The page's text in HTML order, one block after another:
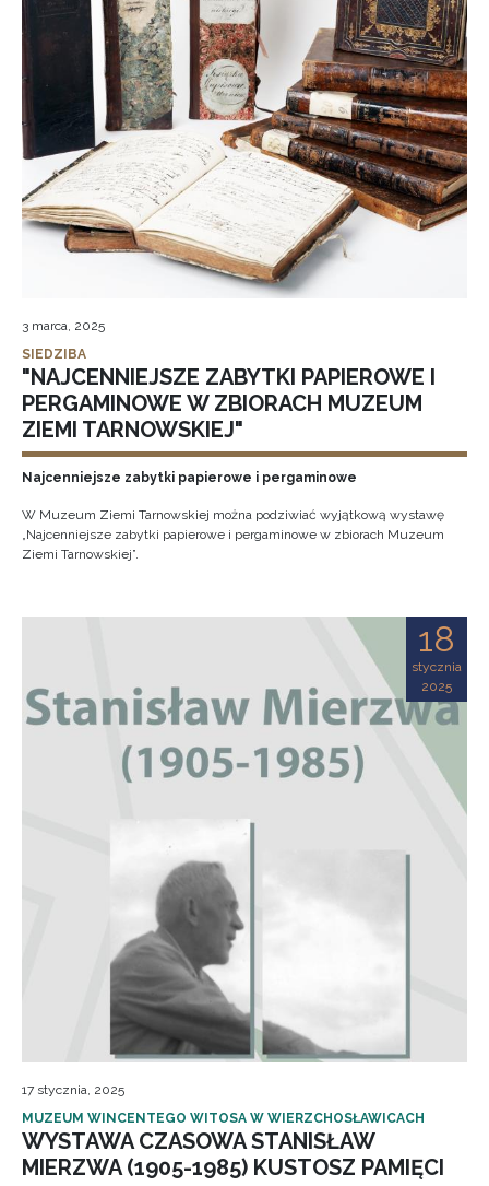
3 marca, 2025
SIEDZIBA
"NAJCENNIEJSZE ZABYTKI PAPIEROWE I
PERGAMINOWE W ZBIORACH MUZEUM
ZIEMI TARNOWSKIEJ"
Najcenniejsze zabytki papierowe i pergaminowe
W Muzeum Ziemi Tarnowskiej można podziwiać wyjątkową wystawę
„Najcenniejsze zabytki papierowe i pergaminowe w zbiorach Muzeum
Ziemi Tarnowskiej”.
18
stycznia
2025
17 stycznia, 2025
MUZEUM WINCENTEGO WITOSA W WIERZCHOSŁAWICACH
WYSTAWA CZASOWA STANISŁAW
MIERZWA (1905-1985) KUSTOSZ PAMIĘCI